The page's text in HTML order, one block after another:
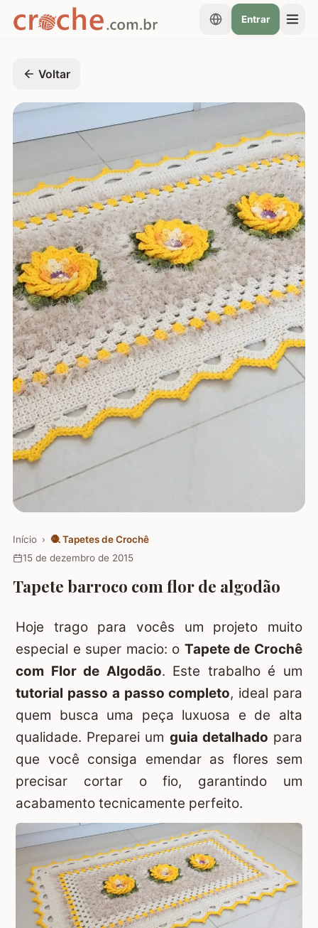
Entrar
Voltar
Início › 🧶 Tapetes de Crochê
15 de dezembro de 2015
Tapete barroco com flor de algodão
Hoje trago para vocês um projeto muito
especial e super macio: o Tapete de Crochê
com Flor de Algodão. Este trabalho é um
tutorial passo a passo completo, ideal para
quem busca uma peça luxuosa e de alta
qualidade. Preparei um guia detalhado para
que você consiga emendar as flores sem
precisar cortar o fio, garantindo um
acabamento tecnicamente perfeito.